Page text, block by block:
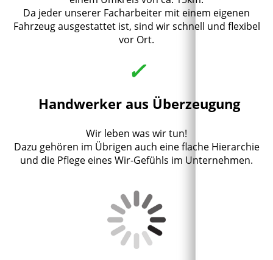
Da jeder unserer Facharbeiter mit einem eigenen
Fahrzeug ausgestattet ist, sind wir schnell und flexibel
vor Ort.
✓
Handwerker aus Überzeugung
Wir leben was wir tun!
Dazu gehören im Übrigen auch eine flache Hierarchie
und die Pflege eines Wir-Gefühls im Unternehmen.